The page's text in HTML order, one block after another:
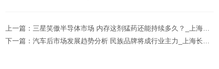
上一篇： 三星笑傲半导体市场 内存这剂猛药还能持续多久？_上海长肯试验设备
下一篇：汽车后市场发展趋势分析 民族品牌将成行业主力_上海长肯试验设备